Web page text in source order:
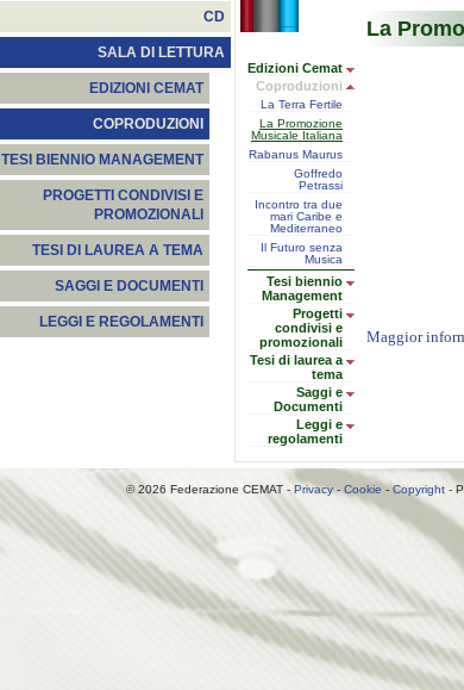
CD
SALA DI LETTURA
EDIZIONI CEMAT
COPRODUZIONI
TESI BIENNIO MANAGEMENT
PROGETTI CONDIVISI E
PROMOZIONALI
TESI DI LAUREA A TEMA
SAGGI E DOCUMENTI
LEGGI E REGOLAMENTI
Edizioni Cemat
Coproduzioni
La Terra Fertile
La Promozione
Musicale Italiana
Rabanus Maurus
Goffredo
Petrassi
Incontro tra due
mari Caribe e
Mediterraneo
Il Futuro senza
Musica
Tesi biennio
Management
Progetti
condivisi e
promozionali
Tesi di laurea a
tema
Saggi e
Documenti
Leggi e
regolamenti
La
Maggior
© 2026 Federazione CEMAT - Privacy - Cookie -Copyright -